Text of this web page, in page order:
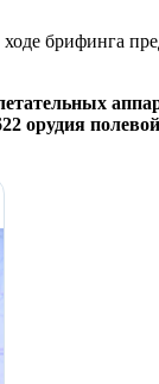
брифинга
орудия